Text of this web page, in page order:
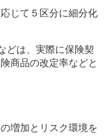
じて５区分に細分化
どは、実際に保険契
商品の改定率などと
増加とリスク環境を